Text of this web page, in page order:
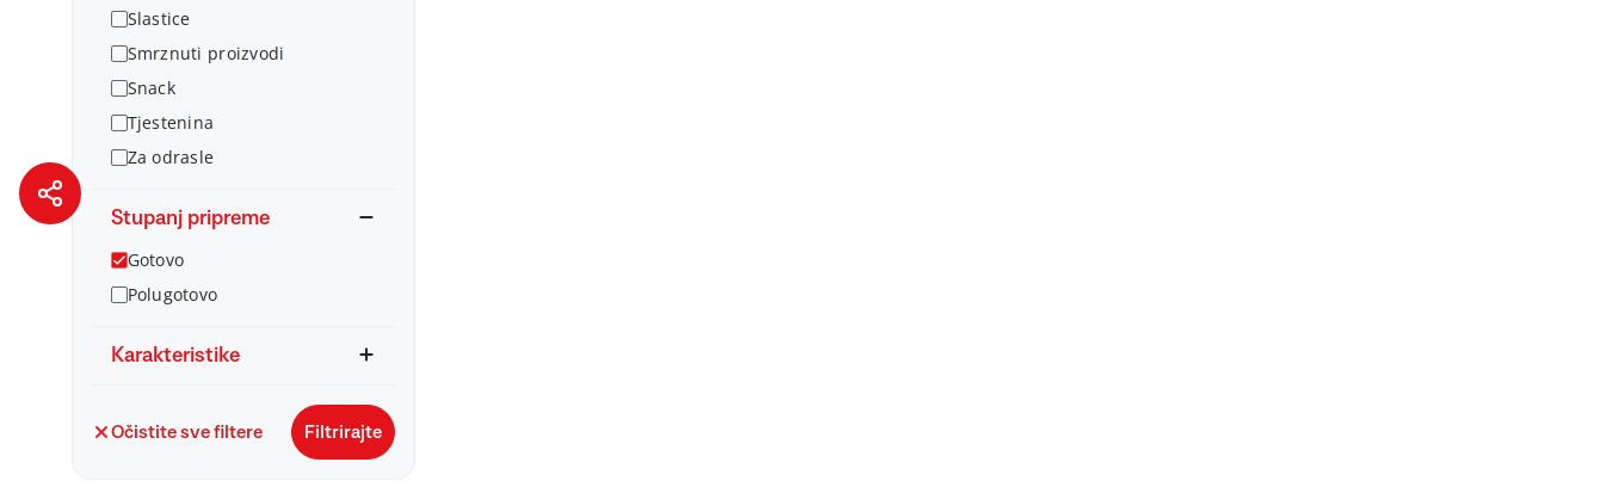
Slastice
Smrznuti proizvodi
Snack
Tjestenina
Za odrasle
Stupanj pripreme
Gotovo
Polugotovo
Karakteristike
Očistite sve filtere Filtrirajte